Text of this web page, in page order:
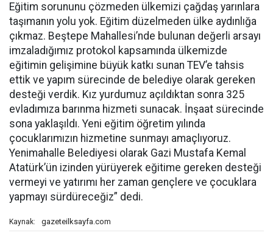
Eğitim sorununu çözmeden ülkemizi çağdaş yarınlara
taşımanın yolu yok. Eğitim düzelmeden ülke aydınlığa
çıkmaz. Beştepe Mahallesi’nde bulunan değerli arsayı
imzaladığımız protokol kapsamında ülkemizde
eğitimin gelişimine büyük katkı sunan TEV’e tahsis
ettik ve yapım sürecinde de belediye olarak gereken
desteği verdik. Kız yurdumuz açıldıktan sonra 325
evladımıza barınma hizmeti sunacak. İnşaat sürecinde
sona yaklaşıldı. Yeni eğitim öğretim yılında
çocuklarımızın hizmetine sunmayı amaçlıyoruz.
Yenimahalle Belediyesi olarak Gazi Mustafa Kemal
Atatürk’ün izinden yürüyerek eğitime gereken desteği
vermeyi ve yatırımı her zaman gençlere ve çocuklara
yapmayı sürdüreceğiz” dedi.
Kaynak: gazeteilksayfa.com